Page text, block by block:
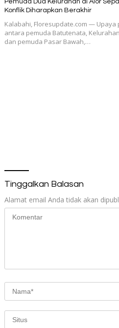
Pemuda Dua Kelurahan di Alor
Konflik Diharapkan Berakhir
Kalabahi, Floresupdate.com — Upaya
antara pemuda Batutenata,
dan pemuda Pasar Bawah,…
Tinggalkan Balasan
Alamat email Anda tidak akan